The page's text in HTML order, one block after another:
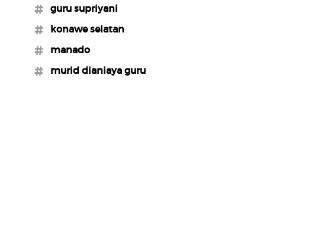
#guru supriyani
#konawe selatan
#manado
#murid dianiaya guru